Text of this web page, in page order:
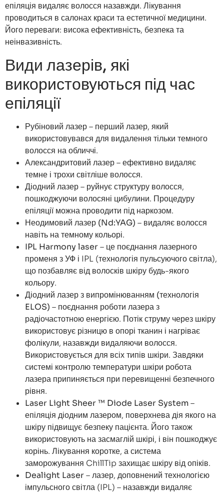
епіляція видаляє волосся назавжди. Лікування
проводиться в салонах краси та естетичної медицини.
Його переваги: висока ефективність, безпека та
неінвазивність.
Види лазерів, які
використовуються під час
епіляції
Рубіновий лазер– перший лазер, який
використовувався для видалення тільки темного
волосся на обличчі.
Александритовий лазер– ефективно видаляє
темне і трохи світліше волосся.
Діодний лазер – руйнує структуру волосся,
пошкоджуючи волосяні цибулини. Процедуру
епіляції можна проводити під наркозом.
Неодимовий лазер (Nd:YAG) – видаляє волосся
навіть на темному кольорі.
IPL Harmony laser– це поєднання лазерного
променя з УФ і IPL (технологія пульсуючого світла),
що позбавляє від волосків шкіру будь-якого
кольору.
Діодний лазер з випромінюванням (технологія
ELOS) – поєднання роботи лазера з
радіочастотною енергією. Потік струму через шкіру
використовує різницю в опорі тканин і нагріває
фолікули, назавжди видаляючи волосся.
Використовується для всіх типів шкіри. Завдяки
системі контролю температури шкіри робота
лазера припиняється при перевищенні безпечного
рівня.
Laser Light Sheer ™ Diode Laser System–
епіляція діодним лазером, поверхнева дія якого на
шкіру підвищує безпеку пацієнта. Його також
використовують на засмаглій шкірі, і він пошкоджує
корінь. Лікування коротке, а система
заморожування ChillTip захищає шкіру від опіків.
Dealight Laser– лазер, доповнений технологією
імпульсного світла (IPL) – назавжди видаляє